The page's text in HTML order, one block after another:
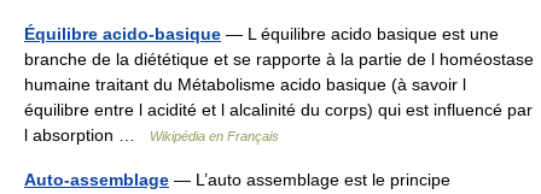
Équilibre acido-basique — L équilibre acido basique est une
branche de la diététique et se rapporte à la partie de l homéostase
humaine traitant du Métabolisme acido basique (à savoir l
équilibre entre l acidité et l alcalinité du corps) qui est influencé par
l absorption …
Wikipédia en Français
Auto-assemblage — L’auto assemblage est le principe